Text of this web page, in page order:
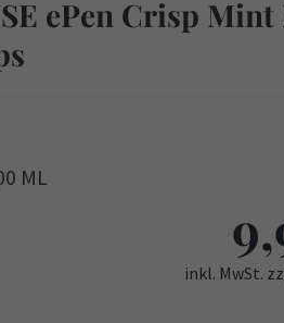
ePen Crisp Mint
ML
inkl. MwSt.